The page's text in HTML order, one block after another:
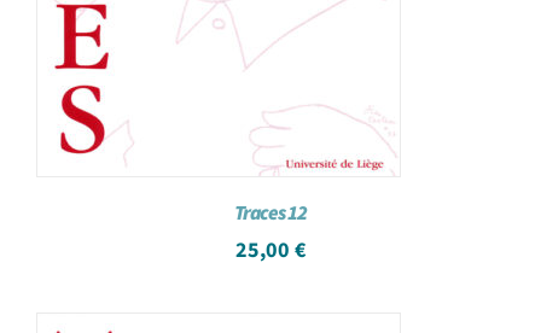
Traces 12
25,00 €